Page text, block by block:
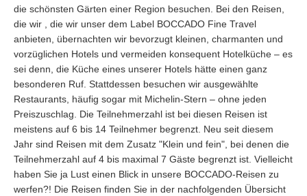
die schönsten Gärten einer Region besuchen. Bei den Reisen,
die wir , die wir unser dem Label BOCCADO Fine Travel
anbieten, übernachten wir bevorzugt kleinen, charmanten und
vorzüglichen Hotels und vermeiden konsequent Hotelküche – es
sei denn, die Küche eines unserer Hotels hätte einen ganz
besonderen Ruf. Stattdessen besuchen wir ausgewählte
Restaurants, häufig sogar mit Michelin-Stern – ohne jeden
Preiszuschlag. Die Teilnehmerzahl ist bei diesen Reisen ist
meistens auf 6 bis 14 Teilnehmer begrenzt. Neu seit diesem
Jahr sind Reisen mit dem Zusatz "Klein und fein", bei denen die
Teilnehmerzahl auf 4 bis maximal 7 Gäste begrenzt ist. Vielleicht
haben Sie ja Lust einen Blick in unsere BOCCADO-Reisen zu
werfen?! Die Reisen finden Sie in der nachfolgenden Übersicht